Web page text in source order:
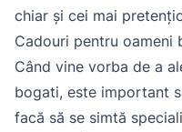
chiar și cei mai
Cadouri pentru oameni
Când vine vorba de a
bogati, este important
facă să se simtă